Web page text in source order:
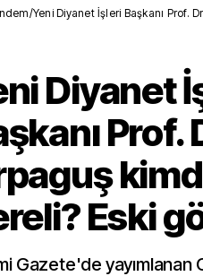
/Yeni Diyanet İşleri Başkanı Prof.
Diyanet
Prof.
Eski
Gazete'de yayımlanan